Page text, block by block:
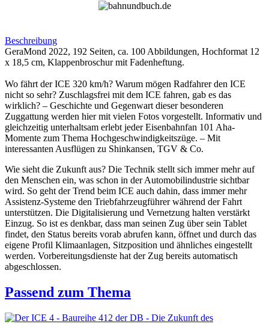
Beschreibung
GeraMond 2022, 192 Seiten, ca. 100 Abbildungen, Hochformat 12
x 18,5 cm, Klappenbroschur mit Fadenheftung.
Wo fährt der ICE 320 km/h? Warum mögen Radfahrer den ICE
nicht so sehr? Zuschlagsfrei mit dem ICE fahren, gab es das
wirklich? – Geschichte und Gegenwart dieser besonderen
Zuggattung werden hier mit vielen Fotos vorgestellt. Informativ und
gleichzeitig unterhaltsam erlebt jeder Eisenbahnfan 101 Aha-
Momente zum Thema Hochgeschwindigkeitszüge. – Mit
interessanten Ausflügen zu Shinkansen, TGV & Co.
Wie sieht die Zukunft aus? Die Technik stellt sich immer mehr auf
den Menschen ein, was schon in der Automobilindustrie sichtbar
wird. So geht der Trend beim ICE auch dahin, dass immer mehr
Assistenz-Systeme den Triebfahrzeugführer während der Fahrt
unterstützen. Die Digitalisierung und Vernetzung halten verstärkt
Einzug. So ist es denkbar, dass man seinen Zug über sein Tablet
findet, den Status bereits vorab abrufen kann, öffnet und durch das
eigene Profil Klimaanlagen, Sitzposition und ähnliches eingestellt
werden. Vorbereitungsdienste hat der Zug bereits automatisch
abgeschlossen.
Passend zum Thema